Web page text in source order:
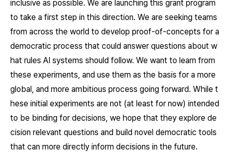
inclusive as possible. We are launching this grant program
to take a first step in this direction. We are seeking teams
from across the world to develop proof-of-concepts for a
democratic process that could answer questions about w
hat rules AI systems should follow. We want to learn from
these experiments, and use them as the basis for a more
global, and more ambitious process going forward. While t
hese initial experiments are not (at least for now) intended
to be binding for decisions, we hope that they explore de
cision relevant questions and build novel democratic tools
that can more directly inform decisions in the future.